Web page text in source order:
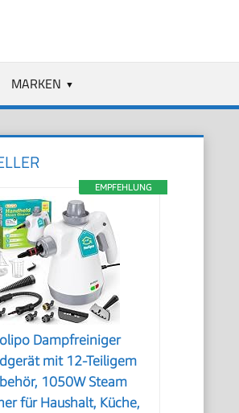
MARKEN
EMPFEHLUNG
Dampfreiniger
mit 12-Teiligem
1050W Steam
für Haushalt, Küche,